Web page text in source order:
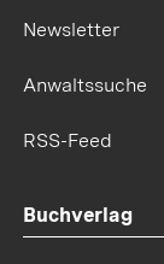
Newsletter
Anwaltssuche
RSS-Feed
Buchverlag